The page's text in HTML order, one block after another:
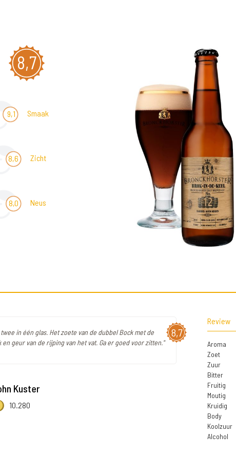
8,7
9,1 Smaak
8,6 Zicht
8,0 Neus
8,7
in één glas. Het zoete van de dubbel Bock met de
en geur van de rijping van het vat. Ga er goed voor zitten."
Kuster
10.280
Review
Aroma
Zoet
Zuur
Bitter
Fruitig
Moutig
Kruidig
Body
Koolzuur
Alcohol